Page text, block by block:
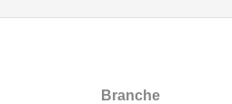
Branche